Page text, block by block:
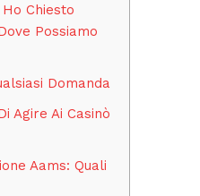
Chiesto
Possiamo
Domanda
Agire Ai Casinò
Aams: Quali